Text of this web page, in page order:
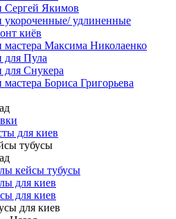
Сергей Якимов
укороченные/ удлиненные
киёв
мастера Максима Николаенко
для Пула
для Снукера
Бориса Григорьева
для киев
тубусы
кейсы тубусы
для киев
для киев
для киев